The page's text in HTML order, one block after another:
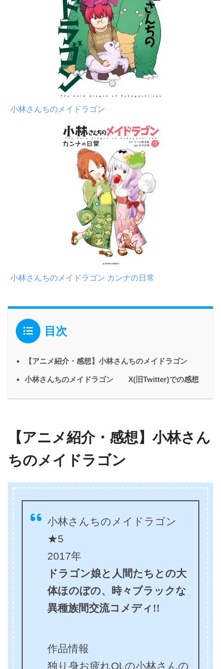
小林さんちのメイドラゴン
小林さんちのメイドラゴン カンナの日常
目次
【アニメ紹介・感想】小林さんちのメイドラゴン
小林さんちのメイドラゴン X(旧Twitter)での感想
【アニメ紹介・感想】小林さん
ちのメイドラゴン
小林さんちのメイドラゴン
★5
2017年
ドラゴン娘と人間たちとの大
体ほのぼの、時々ブラックな
異種族間交流コメディ!!
作品情報
独り身お疲れOLの小林さんの